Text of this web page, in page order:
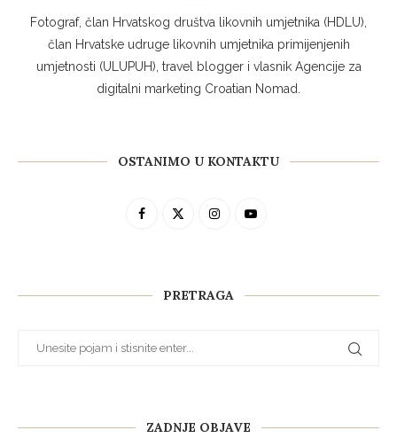
Fotograf, član Hrvatskog društva likovnih umjetnika (HDLU),
član Hrvatske udruge likovnih umjetnika primijenjenih
umjetnosti (ULUPUH), travel blogger i vlasnik Agencije za
digitalni marketing Croatian Nomad.
OSTANIMO U KONTAKTU
PRETRAGA
ZADNJE OBJAVE